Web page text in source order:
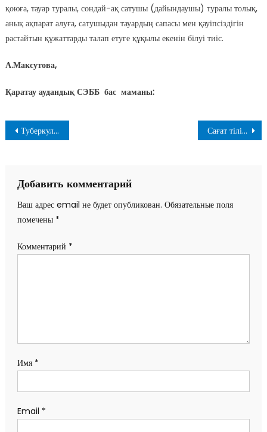
қоюға, тауар туралы, сондай-ақ сатушы (дайындаушы) туралы толық,
анық ақпарат алуға, сатушыдан тауардың сапасы мен қауіпсіздігін
растайтын құжаттарды талап етуге құқылы екенін білуі тиіс.
А.Максутова,
Қаратау аудандық СЭББ бас маманы:
Навигация
записям
Туберкулездің алдын алуға болады Сағат тілі ғана емес, туған күніміз де ауысып кетті…
Добавить комментарий
Ваш адрес email не будет опубликован. Обязательные поля
помечены *
Комментарий *
Имя *
Email *